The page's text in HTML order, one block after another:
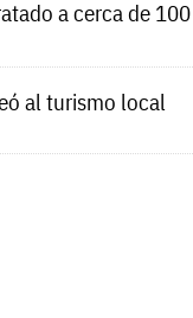
a cerca de 100
al turismo local